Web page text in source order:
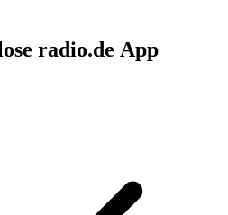
radio.de App